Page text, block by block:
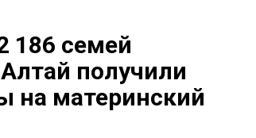
186 семей
получили
на материнский